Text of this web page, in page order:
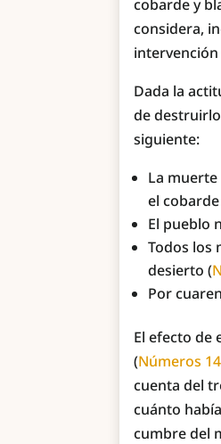
cobarde y
considera,
Dada la
de
siguiente:
La
el
El pueblo
Todos los
desierto (
Por
El efecto de
(Números
cuenta del
cuánto
cumbre del